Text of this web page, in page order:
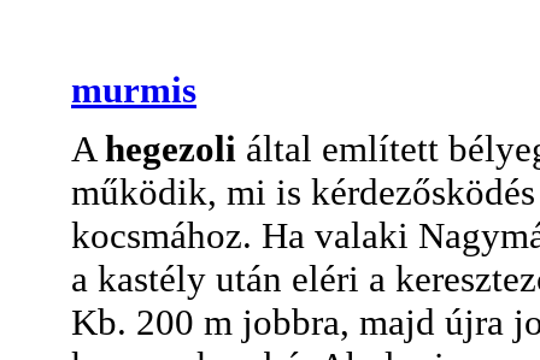
murmis
A hegezoli által említett
működik, mi is
kocsmához. Ha valaki
a kastély után eléri a
Kb. 200 m jobbra, majd újra